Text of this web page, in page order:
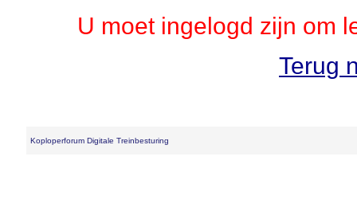
U moet ingelogd zijn om
Terug
Koploperforum Digitale Treinbesturing